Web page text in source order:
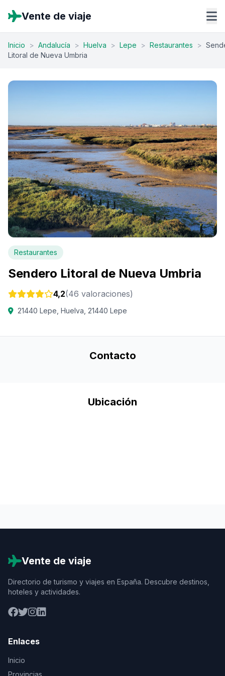
Vente de viaje
Inicio > Andalucía > Huelva > Lepe > Restaurantes >
Litoral de Nueva Umbria
Restaurantes
Sendero Litoral de Nueva Umbria
4,2(46 valoraciones)
21440 Lepe, Huelva, 21440 Lepe
Contacto
Ubicación
Vente de viaje
Directorio de turismo y viajes en España. Descubre destinos,
hoteles y actividades.
Enlaces
Inicio
Provincias